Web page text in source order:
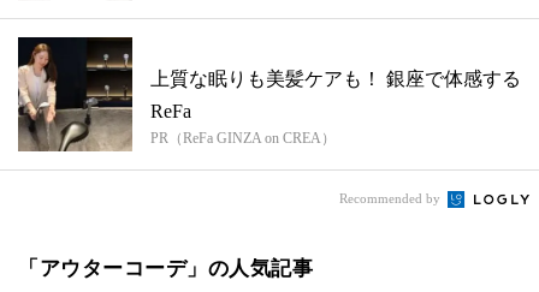
上質な眠りも美髪ケアも！ 銀座で体感する
ReFa
PR（ReFa GINZA on CREA）
Recommended by
「アウターコーデ」の人気記事